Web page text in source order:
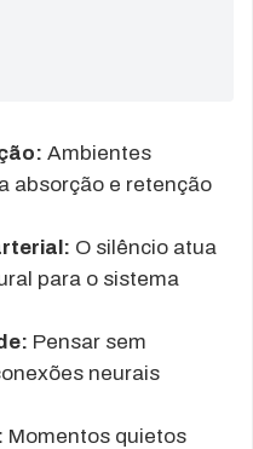
Ambientes
absorção e retenção
O silêncio atua
para o sistema
Pensar sem
neurais
Momentos quietos